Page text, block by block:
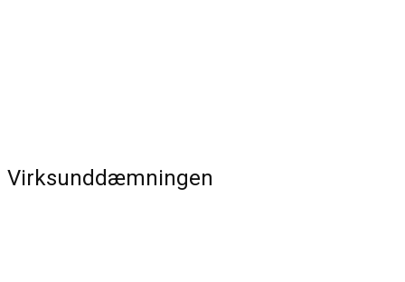
Virksunddæmningen